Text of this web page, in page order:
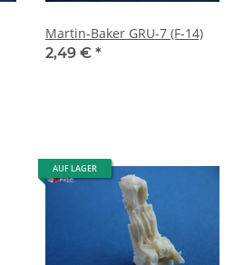
Martin-Baker GRU-7 (F-14)
2,49 € *
AUF LAGER